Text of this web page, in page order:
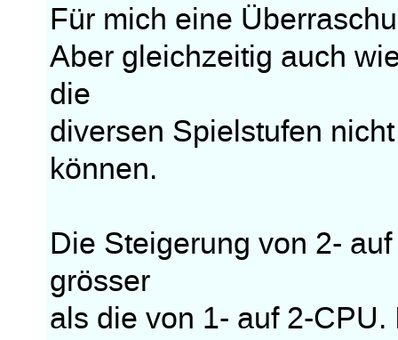
Für mich eine
Aber gleichzeitig auch
die
diversen Spielstufen
können.
Die Steigerung von 2-
grösser
als die von 1- auf 2-